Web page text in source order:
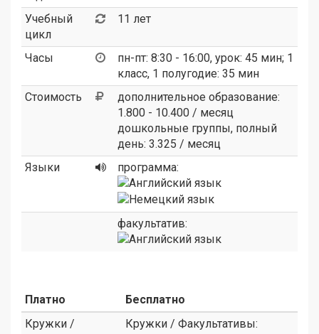
Учебный
цикл
11 лет
Часы
пн-пт: 8:30 - 16:00, урок: 45 мин; 1
класс, 1 полугодие: 35 мин
Стоимость
дополнительное образование:
1.800 - 10.400 / месяц
дошкольные группы, полный
день: 3.325 / месяц
Языки
программа:
факультатив:
Платно
Бесплатно
Кружки /
Кружки / Факультативы: